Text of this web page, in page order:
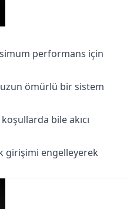
performans için
ömürlü bir sistem
bile akıcı
girişimi engelleyerek